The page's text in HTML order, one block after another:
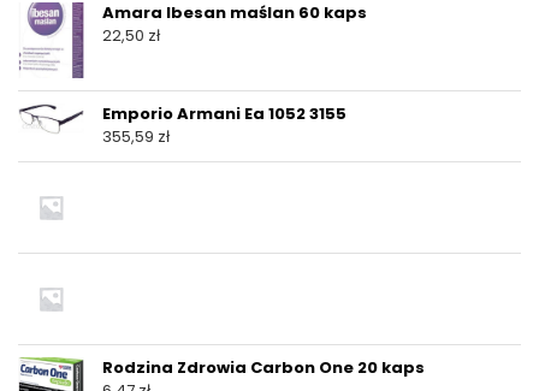
Amara Ibesan maślan 60 kaps
22,50 zł
Emporio Armani Ea 1052 3155
355,59 zł
Rodzina Zdrowia Carbon One 20 kaps